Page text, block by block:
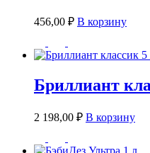
456,00 ₽ В корзину
Бриллиант
2 198,00 ₽ В корзину